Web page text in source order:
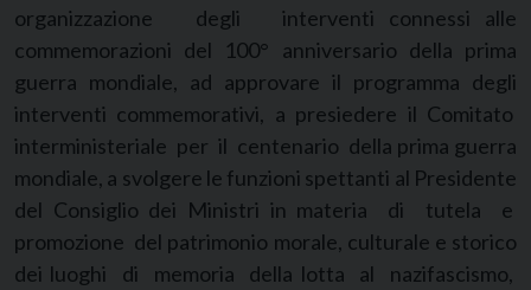
organizzazione degli interventi connessi alle
commemorazioni del 100° anniversario della prima
guerra mondiale, ad approvare il programma degli
interventi commemorativi, a presiedere il Comitato
interministeriale per il centenario della prima guerra
mondiale, a svolgere le funzioni spettanti al Presidente
del Consiglio dei Ministri in materia di tutela e
promozione del patrimonio morale, culturale e storico
dei luoghi di memoria della lotta al nazifascismo,